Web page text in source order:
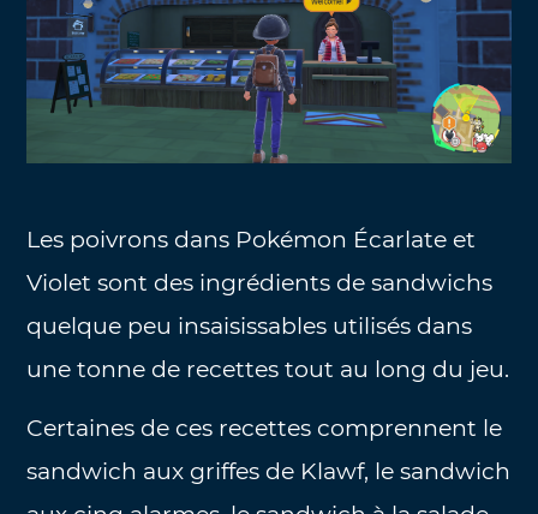
Les poivrons dans Pokémon Écarlate et
Violet sont des ingrédients de sandwichs
quelque peu insaisissables utilisés dans
une tonne de recettes tout au long du jeu.
Certaines de ces recettes comprennent le
sandwich aux griffes de Klawf, le sandwich